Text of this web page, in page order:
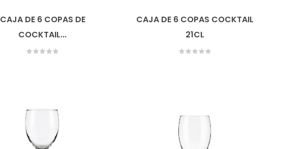
CAJA DE 6 COPAS DE
COCKTAIL...
CAJA DE 6 COPAS COCKTAIL
21CL